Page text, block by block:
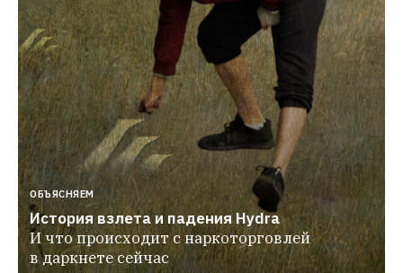
ОБЪЯСНЯЕМ
История взлета и падения Hydra
И что происходит с наркоторговлей
в даркнете сейчас